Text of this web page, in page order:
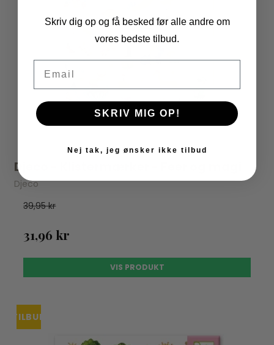
Djeco - Klistermærker - Feer og magi
Djeco
39,95 kr
31,96 kr
VIS PRODUKT
TILBUD
Skriv dig op og få besked før alle andre om
vores bedste tilbud.
SKRIV MIG OP!
Nej tak, jeg ønsker ikke tilbud